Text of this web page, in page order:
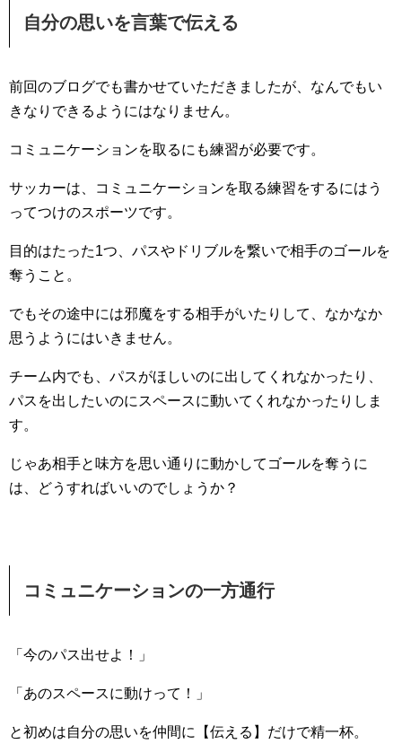
自分の思いを言葉で伝える
前回のブログでも書かせていただきましたが、なんでもい
きなりできるようにはなりません。
コミュニケーションを取るにも練習が必要です。
サッカーは、コミュニケーションを取る練習をするにはう
ってつけのスポーツです。
目的はたった1つ、パスやドリブルを繋いで相手のゴールを
奪うこと。
でもその途中には邪魔をする相手がいたりして、なかなか
思うようにはいきません。
チーム内でも、パスがほしいのに出してくれなかったり、
パスを出したいのにスペースに動いてくれなかったりしま
す。
じゃあ相手と味方を思い通りに動かしてゴールを奪うに
は、どうすればいいのでしょうか？
コミュニケーションの一方通行
「今のパス出せよ！」
「あのスペースに動けって！」
と初めは自分の思いを仲間に【伝える】だけで精一杯。